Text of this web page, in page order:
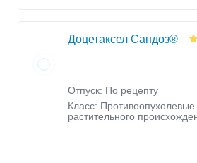
Доцетаксел Сандоз®
Отпуск: По рецепту
Класс: Противоопухолевые
растительного